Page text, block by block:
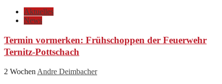
Aktuelles
News
Termin vormerken: Frühschoppen der Feuerwehr
Ternitz-Pottschach
2 Wochen Andre Deimbacher